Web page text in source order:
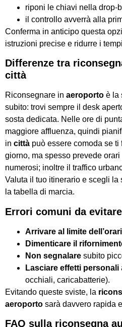
riponi le chiavi nella drop-
il controllo avverrà alla
Conferma in anticipo questa
istruzioni precise e ridurre i
Differenze tra
città
Riconsegnare in aeroporto è la
subito: trovi sempre il desk
sosta dedicata. Nelle ore di
maggiore affluenza, quindi
in città può essere comoda se
giorno, ma spesso prevede
numerosi; inoltre il traffico
Valuta il tuo itinerario e scegli
la tabella di marcia.
Errori comuni da evitare
Arrivare al limite
Dimenticare il
Non segnalare subito
Lasciare effetti personali
occhiali, caricabatterie).
Evitando queste sviste, la
aeroporto sarà davvero rapida
FAQ sulla riconsegna